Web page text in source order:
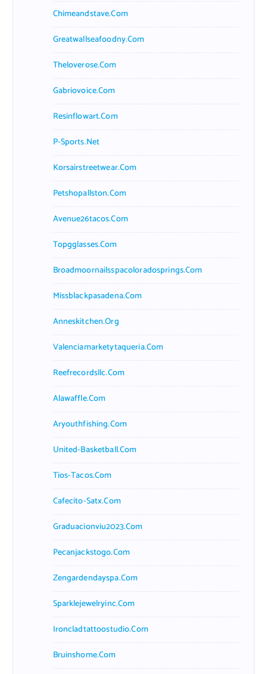
Chimeandstave.com
Greatwallseafoodny.com
Theloverose.com
Gabriovoice.com
Resinflowart.com
P-Sports.net
Korsairstreetwear.com
Petshopallston.com
Avenue26tacos.com
Topgglasses.com
Broadmoornailsspacoloradosprings.com
Missblackpasadena.com
Anneskitchen.org
Valenciamarketytaqueria.com
Reefrecordsllc.com
Alawaffle.com
Aryouthfishing.com
United-Basketball.com
Tios-Tacos.com
Cafecito-Satx.com
Graduacionviu2023.com
Pecanjackstogo.com
Zengardendayspa.com
Sparklejewelryinc.com
Ironcladtattoostudio.com
Bruinshome.com